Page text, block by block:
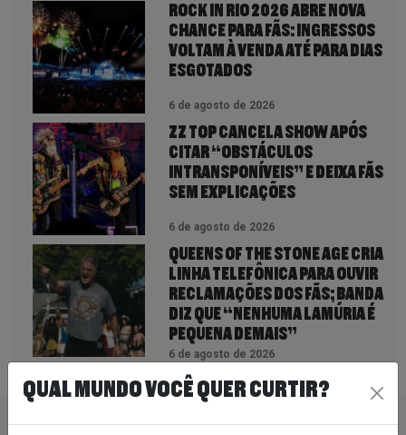
ROCK IN RIO 2026 ABRE NOVA
CHANCE PARA FÃS: INGRESSOS
VOLTAM À VENDA ATÉ PARA DIAS
ESGOTADOS
6 de agosto de 2026
ZZ TOP CANCELA SHOW APÓS
CITAR “OBSTÁCULOS
INTRANSPONÍVEIS” E DEIXA FÃS
SEM EXPLICAÇÕES
6 de agosto de 2026
QUEENS OF THE STONE AGE CRIA
LINHA TELEFÔNICA PARA OUVIR
RECLAMAÇÕES DOS FÃS; BANDA
DIZ QUE “NENHUMA LAMÚRIA É
PEQUENA DEMAIS”
6 de agosto de 2026
QUAL MUNDO VOCÊ QUER CURTIR?